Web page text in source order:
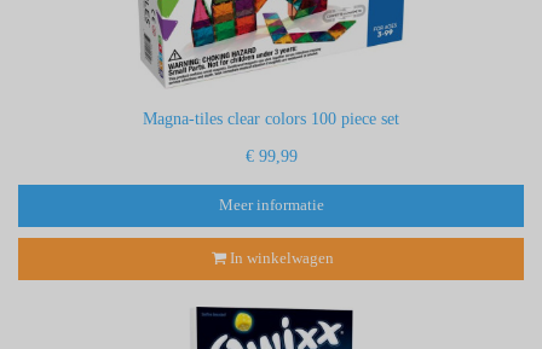
Magna-tiles clear colors 100 piece set
€ 99,99
Meer informatie
In winkelwagen